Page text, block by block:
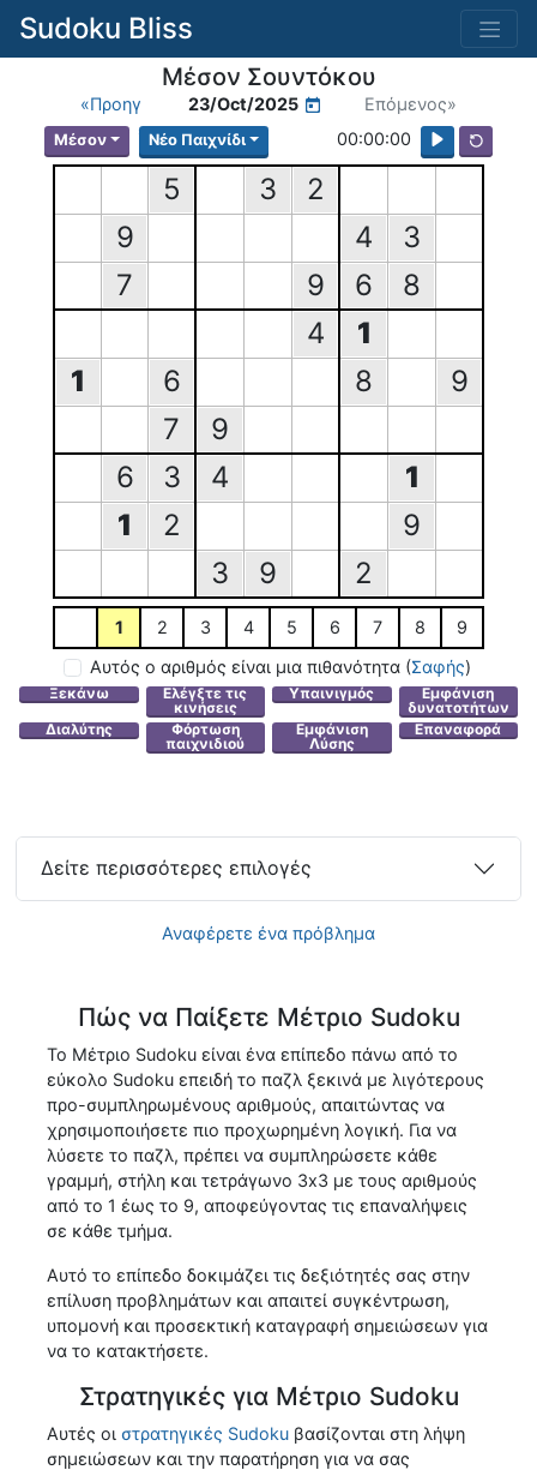
Sudoku Bliss
Μέσον Σουντόκου
«Προηγ 23/Oct/2025 Επόμενος»
Μέσον Νέο Παιχνίδι 00:00:00
5 3
2
9
4
3
7
9 6
8
4
1
1
6 8
9
7
9
6
3 4
1
1
2
9
3
9 2
1 2 3 4 5 6 7 8
9
Αυτός ο αριθμός είναι μια πιθανότητα (Σαφής)
Δείτε περισσότερες επιλογές
Αναφέρετε ένα πρόβλημα
Πώς να Παίξετε Μέτριο Sudoku
Το Μέτριο Sudoku είναι ένα επίπεδο πάνω από το
εύκολο Sudoku επειδή το παζλ ξεκινά με λιγότερους
προ-συμπληρωμένους αριθμούς, απαιτώντας να
χρησιμοποιήσετε πιο προχωρημένη λογική. Για να
λύσετε το παζλ, πρέπει να συμπληρώσετε κάθε
γραμμή, στήλη και τετράγωνο 3x3 με τους αριθμούς
από το 1 έως το 9, αποφεύγοντας τις επαναλήψεις
σε κάθε τμήμα.
Αυτό το επίπεδο δοκιμάζει τις δεξιότητές σας στην
επίλυση προβλημάτων και απαιτεί συγκέντρωση,
υπομονή και προσεκτική καταγραφή σημειώσεων για
να το κατακτήσετε.
Στρατηγικές για Μέτριο Sudoku
Αυτές οι στρατηγικές Sudoku βασίζονται στη λήψη
σημειώσεων και την παρατήρηση για να σας